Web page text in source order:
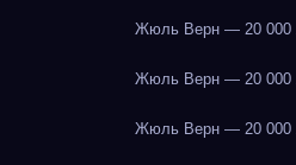
Жюль Верн — 20 000
Жюль Верн — 20 000
Жюль Верн — 20 000